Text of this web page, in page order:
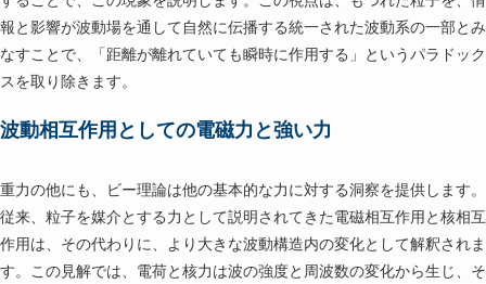
報と影響が波動場を通して自然に伝播する統一された波動系の一部とみ
なすことで、「距離が離れていても瞬時に作用する」というパラドック
スを取り除きます。
波動相互作用としての電磁力と強い力
重力の他にも、ビー理論は他の基本的な力に対する洞察を提供します。
従来、粒子を媒介とする力として説明されてきた電磁相互作用と核相互
作用は、その代わりに、より大きな波動構造内の変化として解釈されま
す。この見解では、電荷と核力は波の強度と周波数の変化から生じ、そ